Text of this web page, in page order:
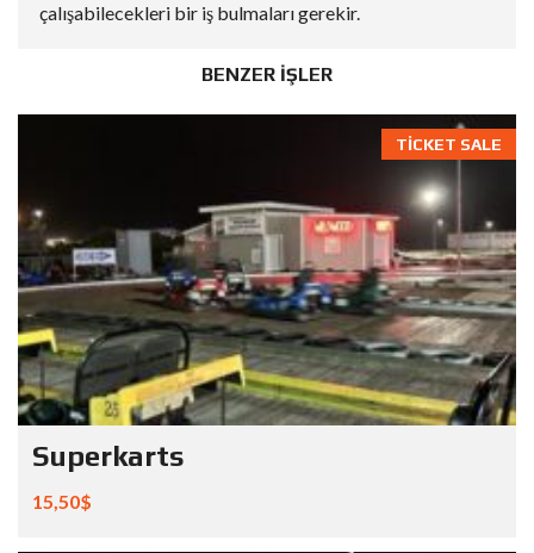
çalışabilecekleri bir iş bulmaları gerekir.
BENZER İŞLER
TICKET SALE
Superkarts
15,50$